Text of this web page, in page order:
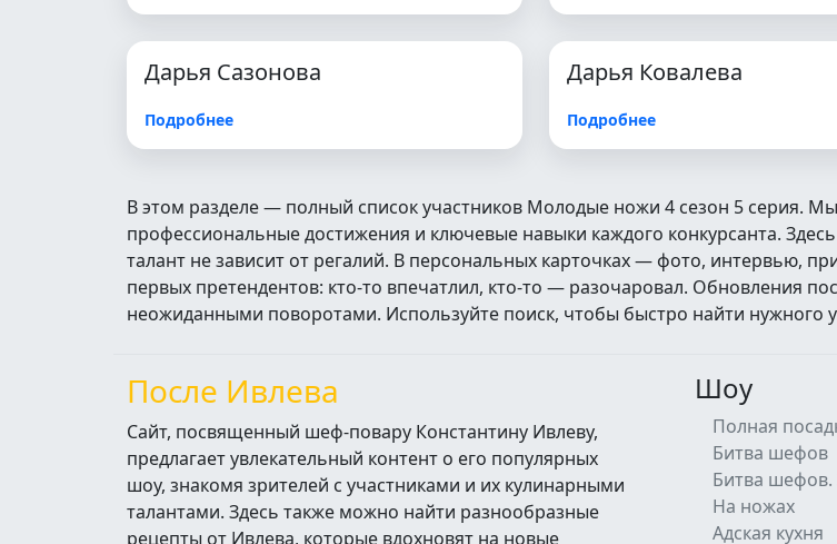
Дарья Сазонова
Подробнее
Дарья Ковалева
Подробнее
В этом разделе — полный список участников Молодые ножи 4 сезон 5 серия.
профессиональные достижения и ключевые навыки каждого конкурсанта.
талант не зависит от регалий. В персональных карточках — фото, интервью,
первых претендентов: кто‑то впечатлил, кто‑то — разочаровал. Обновления
неожиданными поворотами. Используйте поиск, чтобы быстро найти нужного
После Ивлева
Сайт, посвященный шеф-повару Константину Ивлеву,
предлагает увлекательный контент о его популярных
шоу, знакомя зрителей с участниками и их кулинарными
талантами. Здесь также можно найти разнообразные
рецепты от Ивлева, которые вдохновят на новые
Шоу
Полная
Битва шефов
Битва шефов.
На ножах
Адская кухня